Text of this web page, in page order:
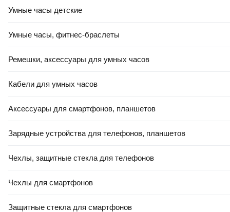
Умные часы детские
Умные часы, фитнес-браслеты
Ремешки, аксессуары для умных часов
Кабели для умных часов
Аксессуары для смартфонов, планшетов
Зарядные устройства для телефонов, планшетов
Чехлы, защитные стекла для телефонов
Чехлы для смартфонов
Защитные стекла для смартфонов